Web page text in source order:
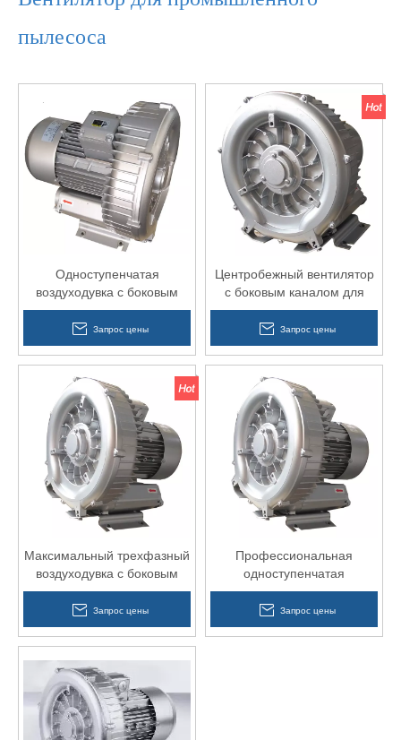
пылесоса
Одноступенчатая
воздуходувка с боковым
каналом высшего качества
для гравировального станка
с ЧПУ
Запрос цены
Центробежный вентилятор
с боковым каналом для
промышленного пылесоса
Запрос цены
Максимальный трехфазный
воздуходувка с боковым
каналом для формовочной
машины для пластика
Запрос цены
Профессиональная
одноступенчатая
воздуходувка с боковым
каналом для
гальванического покрытия
Запрос цены